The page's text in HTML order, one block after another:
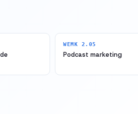
WEMK 2.05
Podcast marketing